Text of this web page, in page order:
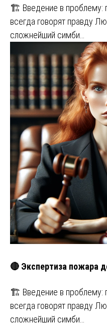
🏗️ Введение в проблему:
всегда говорят правду
сложнейший симби…
🔴 Экспертиза пожара
🏗️ Введение в проблему:
всегда говорят правду
сложнейший симби…